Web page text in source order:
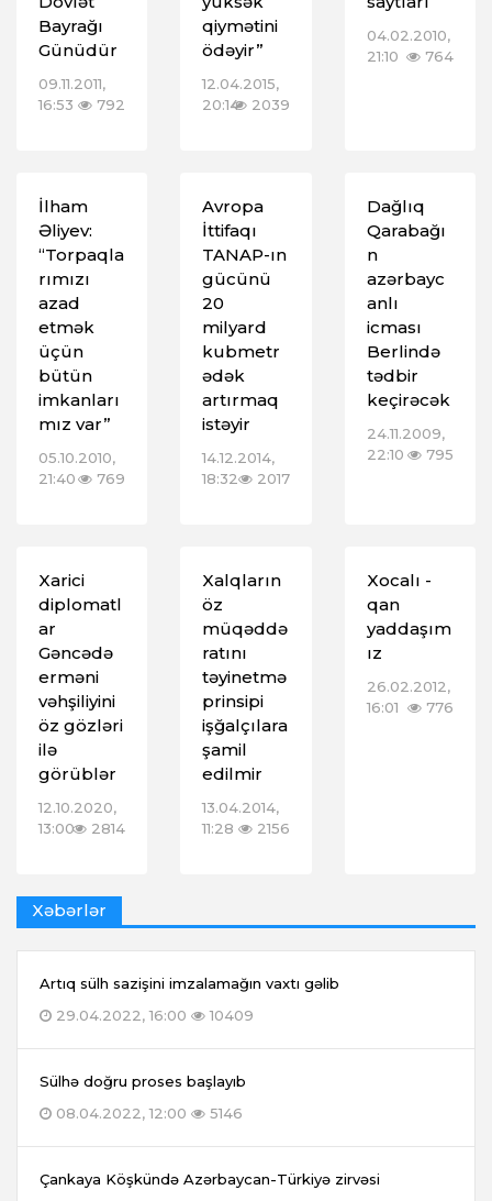
Bayrağı
Günüdür
09.11.2011,
16:53
792
qiymətini
ödəyir”
12.04.2015,
20:14 2039
04.02.2010,
21:10
764
İlham
Əliyev:
“Torpaqla
rımızı
azad
etmək
üçün
bütün
imkanları
mız var”
05.10.2010,
21:40
769
Avropa
İttifaqı
TANAP-ın
gücünü
20
milyard
kubmetr
ədək
artırmaq
istəyir
14.12.2014,
18:32
2017
Dağlıq
Qarabağı
n
azərbayc
anlı
icması
Berlində
tədbir
keçirəcək
24.11.2009,
22:10
795
Xarici
diplomatl
ar
Gəncədə
erməni
vəhşiliyini
öz gözləri
ilə
görüblər
12.10.2020,
13:00
2814
Xalqların
öz
müqəddə
ratını
təyinetmə
prinsipi
işğalçılara
şamil
edilmir
13.04.2014,
11:28
2156
Xocalı -
qan
yaddaşım
ız
26.02.2012,
16:01
776
Xəbərlər
Artıq sülh sazişini imzalamağın vaxtı gəlib
29.04.2022, 16:00
10409
Sülhə doğru proses başlayıb
08.04.2022, 12:00
5146
Çankaya Köşkündə Azərbaycan-Türkiyə zirvəsi